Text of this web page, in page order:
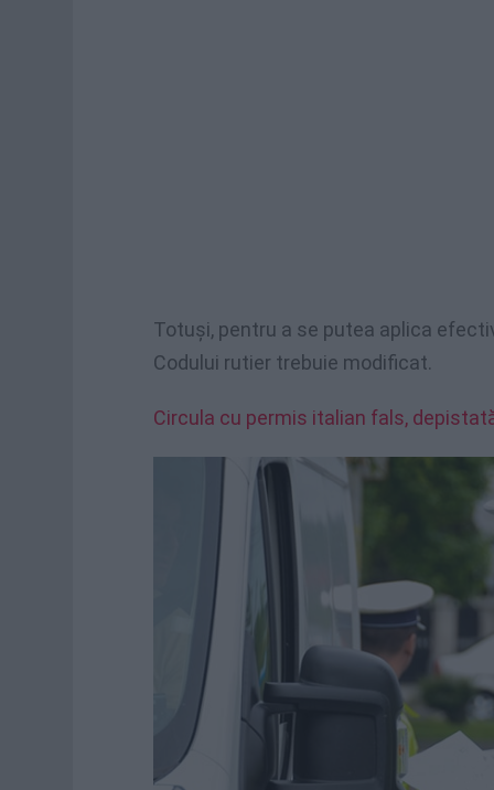
Totuși, pentru a se putea aplica
Codului rutier trebuie modificat.
Circula cu permis italian fals,